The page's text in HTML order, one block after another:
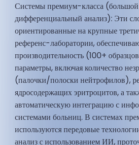
Системы премиум-класса
дифференциальный анализ): Эти
ориентированные на крупные
референс-лаборатории,
производительность (100+
параметры, включая количество
(палочки/полоски нейтрофилов),
ядросодержащих эритроцитов, а
автоматическую интеграцию с
системами больниц. В системах
используются передовые
анализ с использованием ИИ,